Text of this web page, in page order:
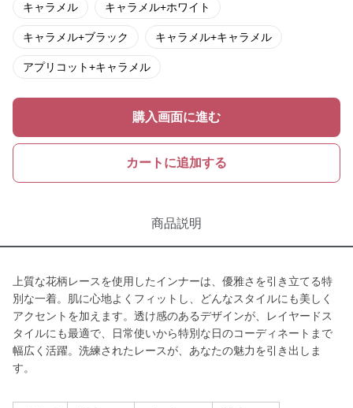
キャラメル キャラメル+ホワイト
キャラメル+ブラック キャラメル+キャラメル
アプリコット+キャラメル
購入画面に進む
カートに追加する
商品説明
上質な花柄レースを使用したインナーは、優雅さを引き立てる特
別な一着。肌に心地よくフィットし、どんなスタイルにも美しく
アクセントを加えます。透け感のあるデザインが、レイヤードス
タイルにも最適で、日常使いから特別な日のコーディネートまで
幅広く活躍。洗練されたレースが、あなたの魅力を引き出しま
す。